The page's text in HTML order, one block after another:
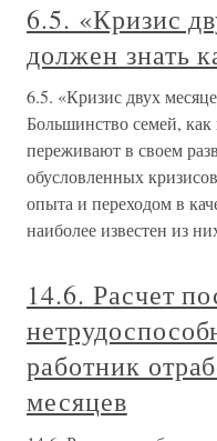
6.5. «Кризис
должен знать
6.5. «Кризис двух
Большинство семей,
переживают в своем
обусловленных
опыта и переходом в
наиболее известен из
14.6. Расчет
работник
месяцев